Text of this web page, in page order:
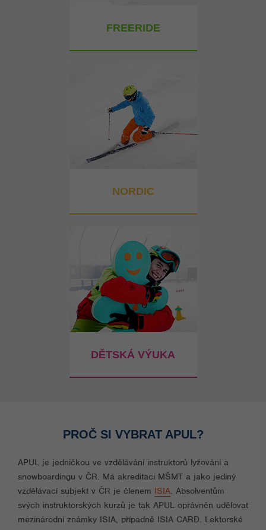
FREERIDE
NORDIC
DĚTSKÁ VÝUKA
PROČ SI VYBRAT APUL?
APUL je jedničkou ve vzdělávání instruktorů lyžování a
snowboardingu v ČR. Má akreditaci MŠMT a jako jediný
vzdělávací subjekt v ČR je členem ISIA. Absolventům
svých instruktorských kurzů je tak APUL oprávněn udělovat
mezinárodní známky ISIA, případně ISIA CARD. Lektorské